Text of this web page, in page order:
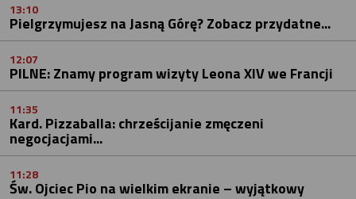
13:10
Pielgrzymujesz na Jasną Górę? Zobacz przydatne...
12:07
PILNE: Znamy program wizyty Leona XIV we Francji
11:35
Kard. Pizzaballa: chrześcijanie zmęczeni
negocjacjami...
11:28
Św. Ojciec Pio na wielkim ekranie – wyjątkowy